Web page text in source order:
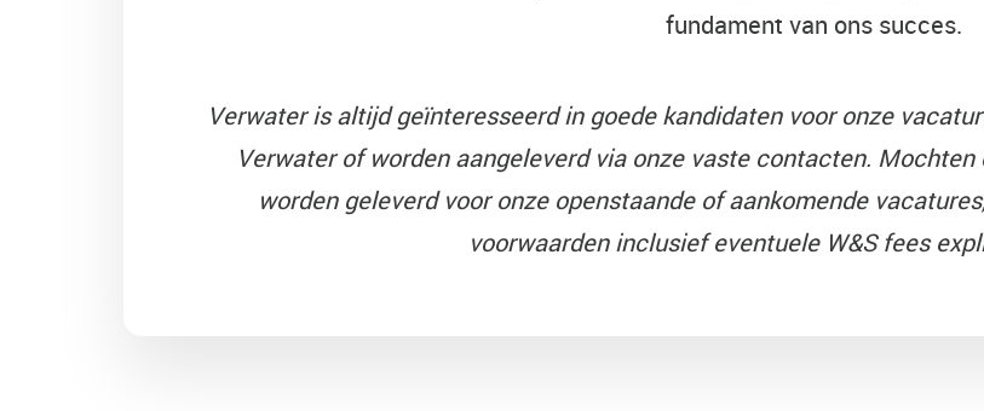
fundament van ons succes.
Verwater is altijd geïnteresseerd in goede kandidaten voor onze
Verwater of worden aangeleverd via onze vaste contacten. Mochten
worden geleverd voor onze openstaande of aankomende
voorwaarden inclusief eventuele W&S fees